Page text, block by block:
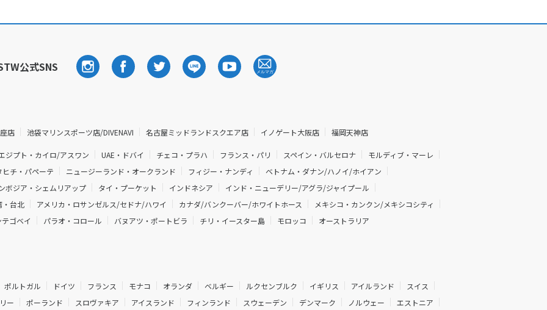
公式SNS
店 池袋マリンスポーツ店/DIVENAVI 名古屋ミッドランドスクエア店 イノゲート大阪店 福岡天神店
ジプト・カイロ/アスワン UAE・ドバイ チェコ・プラハ フランス・パリ スペイン・バルセロナ
モルディブ・マーレ
ヒチ・パペーテ
ニュージーランド・オークランド フィジー・ナンディ
ベトナム・ダナン/ハノイ/ホイアン
ボジア・シェムリアップ
タイ・プーケット インドネシア
インド・ニューデリー/アグラ/ジャイプール
・台北
アメリカ・ロサンゼルス/セドナ/ハワイ カナダ/バンクーバー/ホワイトホース
メキシコ・カンクン/メキシコシティ
ゴベイ
パラオ・コロール バヌアツ・ポートビラ チリ・イースター島 モロッコ オーストラリア
ポルトガル ドイツ フランス モナコ オランダ ベルギー ルクセンブルク イギリス アイルランド
スイス
ー
ポーランド スロヴァキア アイスランド フィンランド スウェーデン デンマーク ノルウェー エストニア